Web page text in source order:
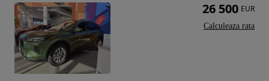
26 500 EUR
Calculeaza rata